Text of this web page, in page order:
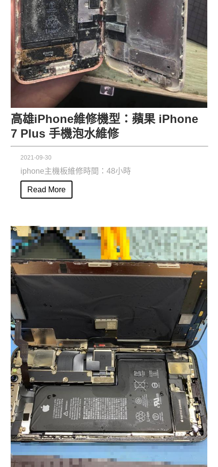
高雄iPhone維修機型：蘋果 iPhone
7 Plus 手機泡水維修
2021-09-30
iphone主機板維修時間：48小時
Read More